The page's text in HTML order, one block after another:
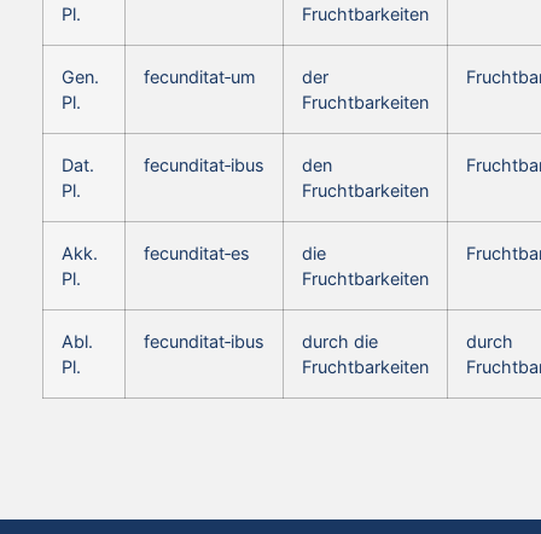
Pl.
Fruchtbarkeiten
Gen.
Pl.
fecunditat‑um
der
Fruchtbarkeiten
Dat.
Pl.
fecunditat‑ibus
den
Fruchtbarkeiten
Akk.
Pl.
fecunditat‑es
die
Fruchtbarkeiten
Abl.
Pl.
fecunditat‑ibus
durch die
Fruchtbarkeiten
durch